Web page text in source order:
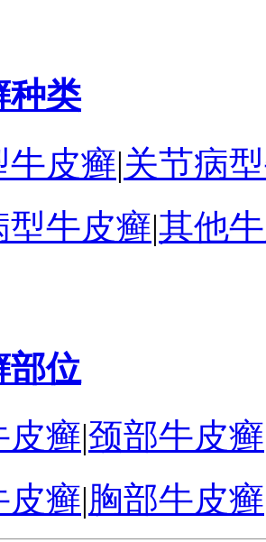
种类
牛皮癣|关节病
型牛皮癣|其他
部位
皮癣|颈部牛皮癣
皮癣|胸部牛皮癣